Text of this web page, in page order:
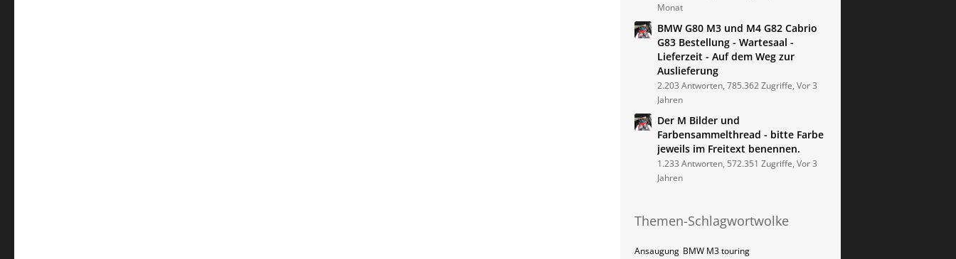
Monat
BMW G80 M3 und M4 G82 Cabrio
G83 Bestellung - Wartesaal -
Lieferzeit - Auf dem Weg zur
Auslieferung
2.203 Antworten, 785.362 Zugriffe, Vor 3
Jahren
Der M Bilder und
Farbensammelthread - bitte Farbe
jeweils im Freitext benennen.
1.233 Antworten, 572.351 Zugriffe, Vor 3
Jahren
Themen-Schlagwortwolke
Ansaugung BMW M3 touring